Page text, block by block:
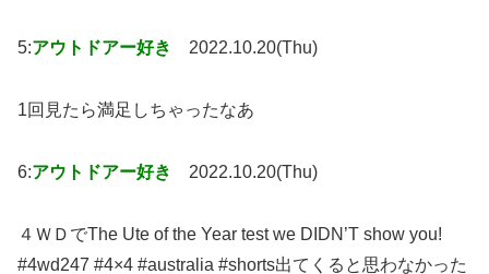
5:アウトドアー好き 2022.10.20(Thu)
1回見たら満足しちゃったなあ
6:アウトドアー好き 2022.10.20(Thu)
４ＷＤでThe Ute of the Year test we DIDN’T show you!
#4wd247 #4×4 #australia #shorts出てくると思わなかった